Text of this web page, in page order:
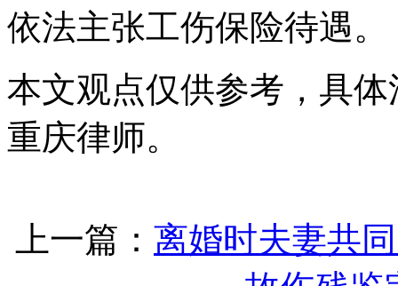
依法主张工伤保险待遇。
本文观点仅供参考，具
重庆律师。
上一篇： 离婚时夫妻共